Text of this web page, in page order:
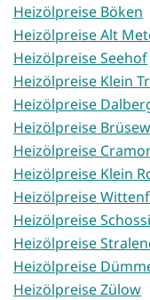
Heizölpreise Böken
Heizölpreise Alt
Heizölpreise Seehof
Heizölpreise Klein
Heizölpreise
Heizölpreise
Heizölpreise
Heizölpreise Klein
Heizölpreise
Heizölpreise
Heizölpreise
Heizölpreise
Heizölpreise Zülow